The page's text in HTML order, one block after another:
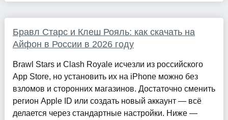
Бравл Старс и Клеш Рояль: как скачать на
Айфон в России в 2026 году
Brawl Stars и Clash Royale исчезли из российского
App Store, но установить их на iPhone можно без
взломов и сторонних магазинов. Достаточно сменить
регион Apple ID или создать новый аккаунт — всё
делается через стандартные настройки. Ниже —